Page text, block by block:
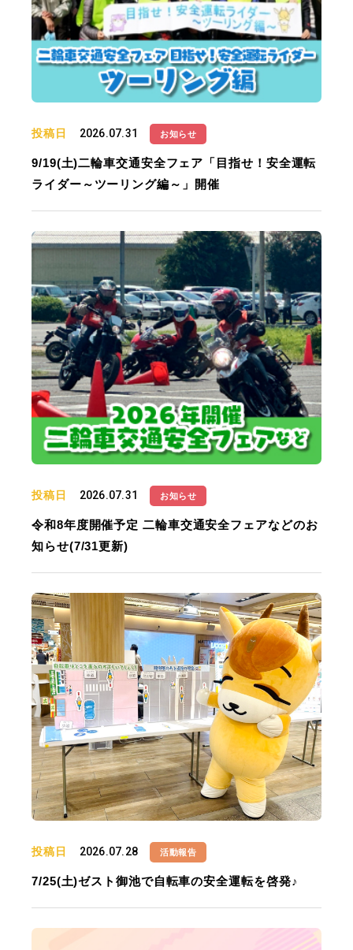
投稿日 2026.07.31 お知らせ
9/19(土)二輪車交通安全フェア「目指せ！安全運転
ライダー～ツーリング編～」開催
投稿日 2026.07.31 お知らせ
令和8年度開催予定 二輪車交通安全フェアなどのお
知らせ(7/31更新)
投稿日 2026.07.28 活動報告
7/25(土)ゼスト御池で自転車の安全運転を啓発♪